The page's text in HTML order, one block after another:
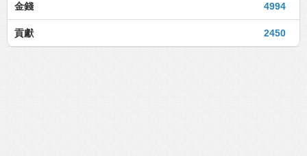
4994
金錢
2450
貢獻